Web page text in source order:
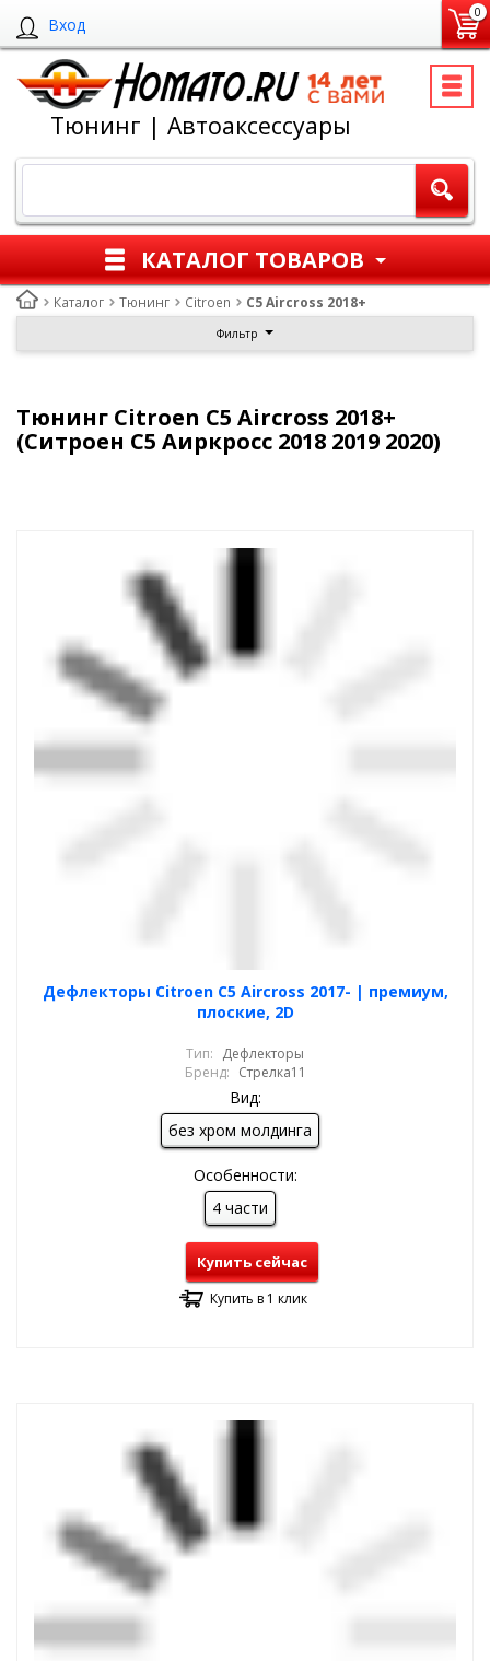
Вход
0
Тюнинг | Автоаксессуары
КАТАЛОГ ТОВАРОВ
Каталог Тюнинг Citroen C5 Aircross 2018+
Фильтр
Тюнинг Citroen C5 Aircross 2018+
(Ситроен С5 Аиркросс 2018 2019 2020)
Дефлекторы Citroen C5 Aircross 2017- | премиум,
плоские, 2D
Тип: Дефлекторы
Бренд: Стрелка11
Вид:
без хром молдинга
Особенности:
4 части
Купить сейчас
Купить в 1 клик